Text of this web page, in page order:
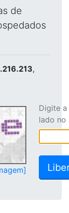
de
,
Digite
lado no